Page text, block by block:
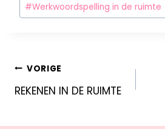
#Werkwoordspelling in de ruimte
VORIGE
REKENEN IN DE RUIMTE